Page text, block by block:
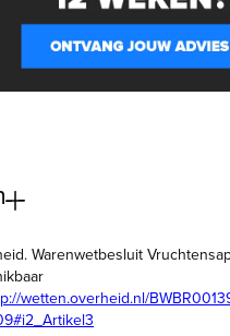
Warenwetbesluit
wetten.overheid.nl/